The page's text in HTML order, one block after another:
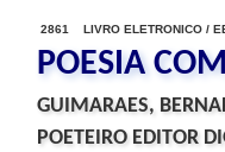
2861 LIVRO ELETRONICO /
POESIA
GUIMARAES,
POETEIRO EDITOR